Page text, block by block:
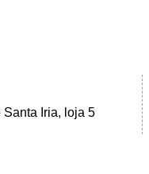
Iria, loja 5